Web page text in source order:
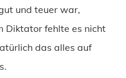
und teuer war,
Diktator fehlte es nicht
das alles auf